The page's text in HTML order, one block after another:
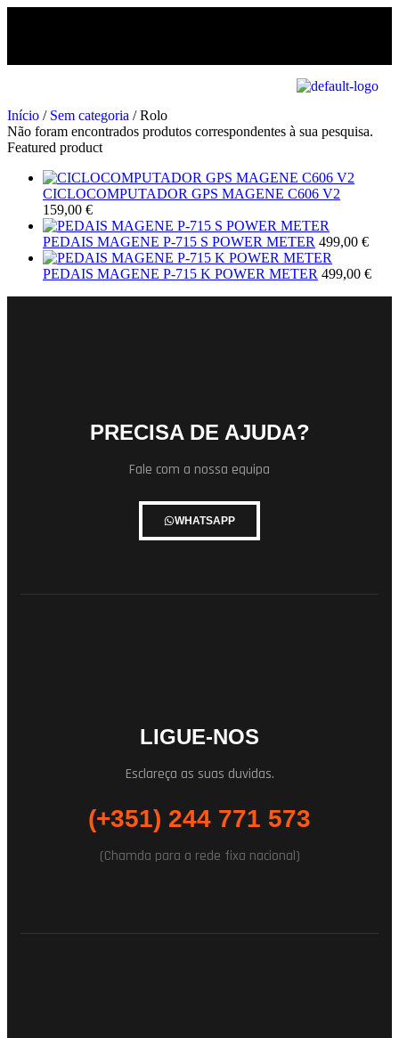
Início / Sem categoria / Rolo
Não foram encontrados produtos correspondentes à sua pesquisa.
Featured product
CICLOCOMPUTADOR GPS MAGENE C606 V2
159,00 €
PEDAIS MAGENE P-715 S POWER METER 499,00 €
PEDAIS MAGENE P-715 K POWER METER 499,00 €
PRECISA DE AJUDA?
Fale com a nossa equipa
WHATSAPP
LIGUE-NOS
Esclareça as suas duvidas.
(+351) 244 771 573
(Chamda para a rede fixa nacional)